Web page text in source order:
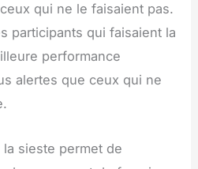
qui ne le faisaient pas.
participants qui faisaient la
performance
alertes que ceux qui ne
sieste permet de